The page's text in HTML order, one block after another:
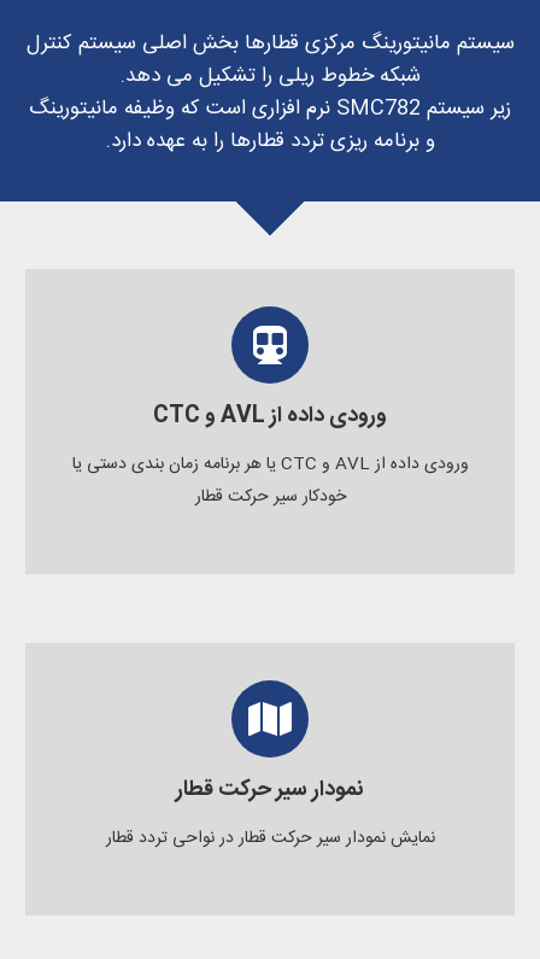
سیستم مانیتورینگ مرکزی قطارها بخش اصلی سیستم کنترل
شبکه خطوط ریلی را تشکیل می دهد.
زیر سیستم SMC782 نرم افزاری است که وظیفه مانیتورینگ
و برنامه ریزی تردد قطارها را به عهده دارد.
ورودی داده از AVL و CTC
ورودی داده از AVL و CTC یا هر برنامه زمان بندی دستی یا
خودکار سیر حرکت قطار
نمودار سیر حرکت قطار
نمایش نمودار سیر حرکت قطار در نواحی تردد قطار